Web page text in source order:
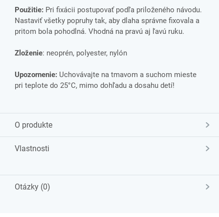
Použitie: Pri fixácii postupovať podľa priloženého návodu.
Nastaviť všetky popruhy tak, aby dlaha správne fixovala a
pritom bola pohodlná. Vhodná na pravú aj ľavú ruku.
Zloženie: neoprén, polyester, nylón
Upozornenie: Uchovávajte na tmavom a suchom mieste
pri teplote do 25°C, mimo dohľadu a dosahu detí!
O produkte
Vlastnosti
Otázky (0)